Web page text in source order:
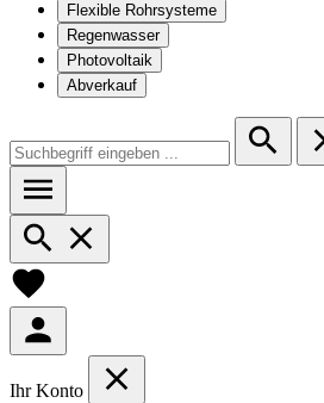
Flexible Rohrsysteme
Regenwasser
Photovoltaik
Abverkauf
Ihr Konto